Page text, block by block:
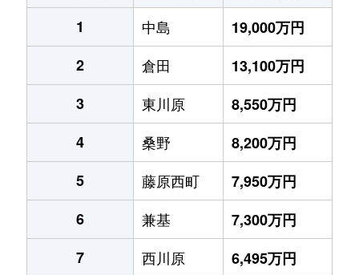
1
中島
19,000万円
2
倉田
13,100万円
3
東川原
8,550万円
4
桑野
8,200万円
5
藤原西町
7,950万円
6
兼基
7,300万円
7
西川原
6,495万円